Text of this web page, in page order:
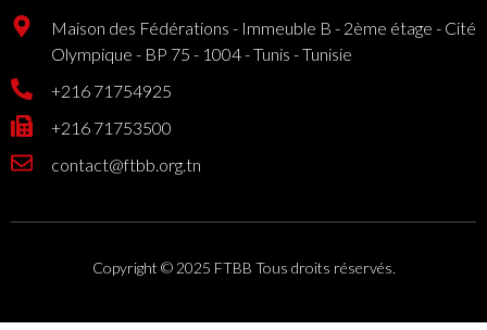
Maison des Fédérations - Immeuble B - 2ème étage - Cité
Olympique - BP 75 - 1004 - Tunis - Tunisie
+216 71754925
+216 71753500
contact@ftbb.org.tn
Copyright © 2025 FTBB Tous droits réservés.